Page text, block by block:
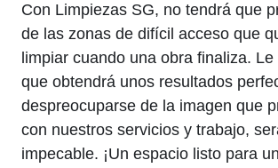
Con Limpiezas SG, no tendrá que
de las zonas de difícil acceso que
limpiar cuando una obra finaliza.
que obtendrá unos resultados
despreocuparse de la imagen que
con nuestros servicios y trabajo,
impecable. ¡Un espacio listo para